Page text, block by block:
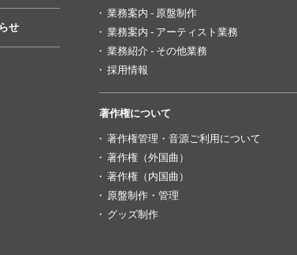
せ
業務案内 - 原盤制作
業務案内 - アーティスト業務
業務紹介 - その他業務
採用情報
著作権について
著作権管理・音源ご利用について
著作権（外国曲）
著作権（内国曲）
原盤制作・管理
グッズ制作